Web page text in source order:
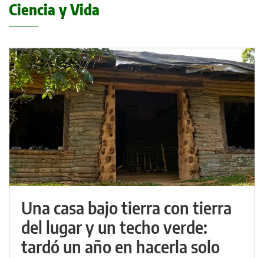
Ciencia y Vida
Una casa bajo tierra con tierra
del lugar y un techo verde:
tardó un año en hacerla solo